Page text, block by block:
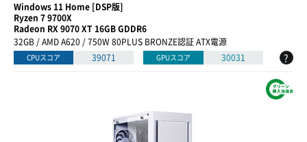
Windows 11 Home [DSP版]
Ryzen 7 9700X
Radeon RX 9070 XT 16GB GDDR6
32GB / AMD A620 / 750W 80PLUS BRONZE認証 ATX電源
CPUスコア 39071 GPUスコア 30031 ?